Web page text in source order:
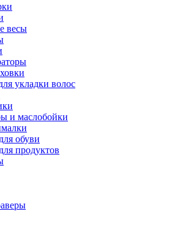
весы
укладки волос
и маслобойки
обуви
продуктов